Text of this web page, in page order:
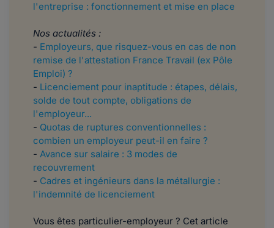
l'entreprise : fonctionnement et mise en place
Nos actualités :
- Employeurs, que risquez-vous en cas de non
remise de l'attestation France Travail (ex Pôle
Emploi) ?
- Licenciement pour inaptitude : étapes, délais,
solde de tout compte, obligations de
l'employeur...
- Quotas de ruptures conventionnelles :
combien un employeur peut-il en faire ?
- Avance sur salaire : 3 modes de
recouvrement
- Cadres et ingénieurs dans la métallurgie :
l'indemnité de licenciement
Vous êtes particulier-employeur ? Cet article